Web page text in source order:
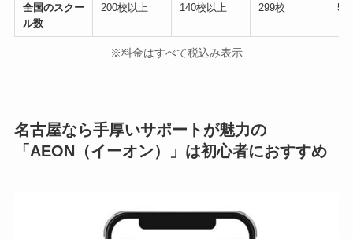
全国のスクー
ル数
200校以上 140校以上 299校 50
※料金はすべて税込み表示
名古屋なら手厚いサポートが魅力の
「AEON（イーオン）」は初心者におすすめ